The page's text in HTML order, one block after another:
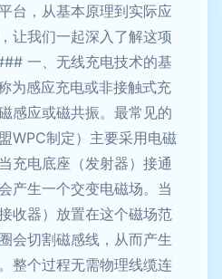
台，从基本原理到实际应
让我们一起深入了解这项
一、无线充电技术的基
为感应充电或非接触式充
感应或磁共振。最常见的
WPC制定）主要采用电磁
充电底座（发射器）接通
产生一个交变电磁场。当
收器）放置在这个磁场范
会切割磁感线，从而产生
整个过程无需物理线缆连